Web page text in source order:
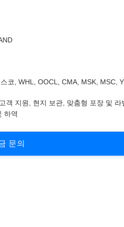
코, WHL, OOCL, CMA, MSK, MSC,
객 지원, 현지 보관, 맞춤형 포장 및 라
하역
문의